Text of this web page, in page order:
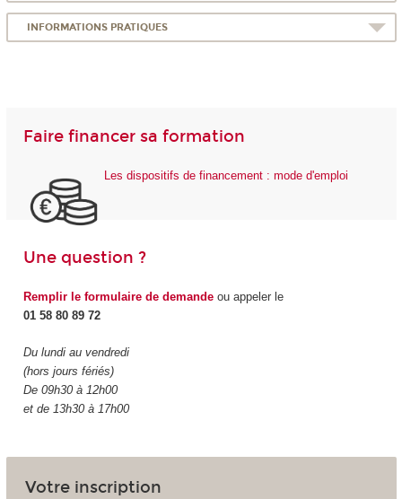
INFORMATIONS PRATIQUES
Faire financer sa formation
Les dispositifs de financement : mode d'emploi
Une question ?
Remplir le formulaire de demandeou appeler le
01 58 80 89 72
Du lundi au vendredi
(hors jours fériés)
De 09h30 à 12h00
et de 13h30 à 17h00
Votre inscription